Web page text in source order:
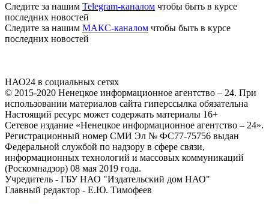
Следите за нашим Telegram-каналом чтобы быть в курсе
последних новостей
Следите за нашим МАКС-каналом чтобы быть в курсе
последних новостей
НАО24 в социальных сетях
© 2015-2020 Ненецкое информационное агентство – 24. При
использовании материалов сайта гиперссылка обязательна
Настоящий ресурс может содержать материалы 16+
Сетевое издание «Ненецкое информационное агентство – 24».
Регистрационный номер СМИ Эл № ФС77-75756 выдан
Федеральной службой по надзору в сфере связи,
информационных технологий и массовых коммуникаций
(Роскомнадзор) 08 мая 2019 года.
Учредитель - ГБУ НАО "Издательский дом НАО"
Главный редактор - Е.Ю. Тимофеев